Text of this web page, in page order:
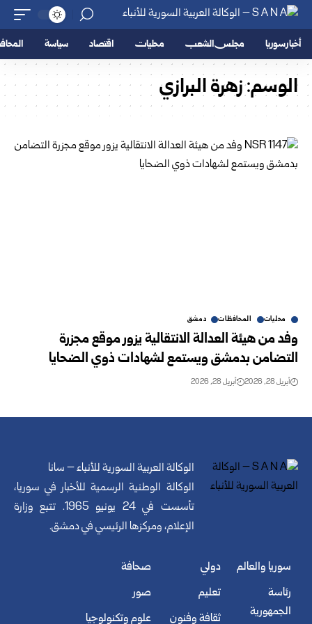
أخبار سوريا مجلس الشعب محليات اقتصاد سياسة
الوسم:زهرة البرازي
محليات المحافظات دمشق
وفد من هيئة العدالة الانتقالية يزور موقع مجزرة
التضامن بدمشق ويستمع لشهادات ذوي الضحايا
أبريل 28, 2026 أبريل 28, 2026
الوكالة العربية السورية للأنباء – سانا
الوكالة الوطنية الرسمية للأخبار في سوريا،
تأسست في 24 يونيو 1965. تتبع وزارة
الإعلام، ومركزها الرئيسي في دمشق.
سوريا والعالم
رئاسة
الجمهورية
دولي
تعليم
ثقافة وفنون
صحافة
صور
علوم وتكنولوجيا